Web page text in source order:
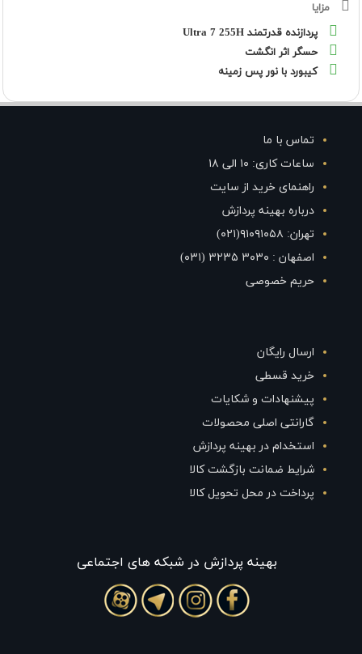
مزایا
پردازنده قدرتمند Ultra 7 255H
حسگر اثر انگشت
کیبورد با نور پس زمینه
تماس با ما
ساعات کاری: ۱۰ الی ۱۸
راهنمای خرید از سایت
درباره بهینه پردازش
تهران: ۹۱۰۹۱۰۵۸(۰۲۱)
اصفهان : ۳۰۳۰ ۳۲۳۵ (۰۳۱)
حریم خصوصی
ارسال رایگان
خرید قسطی
پیشنهادات و شکایات
گارانتی اصلی محصولات
استخدام در بهینه پردازش
شرایط ضمانت بازگشت کالا
پرداخت در محل تحویل کالا
بهينه پردازش در شبکه های اجتماعی